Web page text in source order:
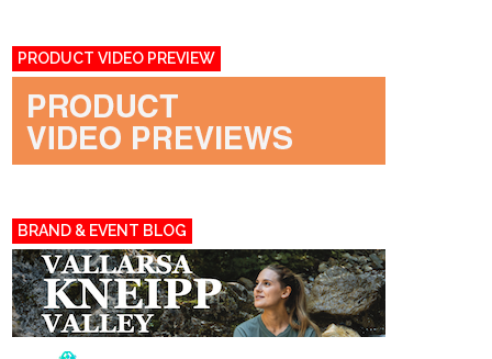
PRODUCT VIDEO PREVIEW
BRAND & EVENT BLOG